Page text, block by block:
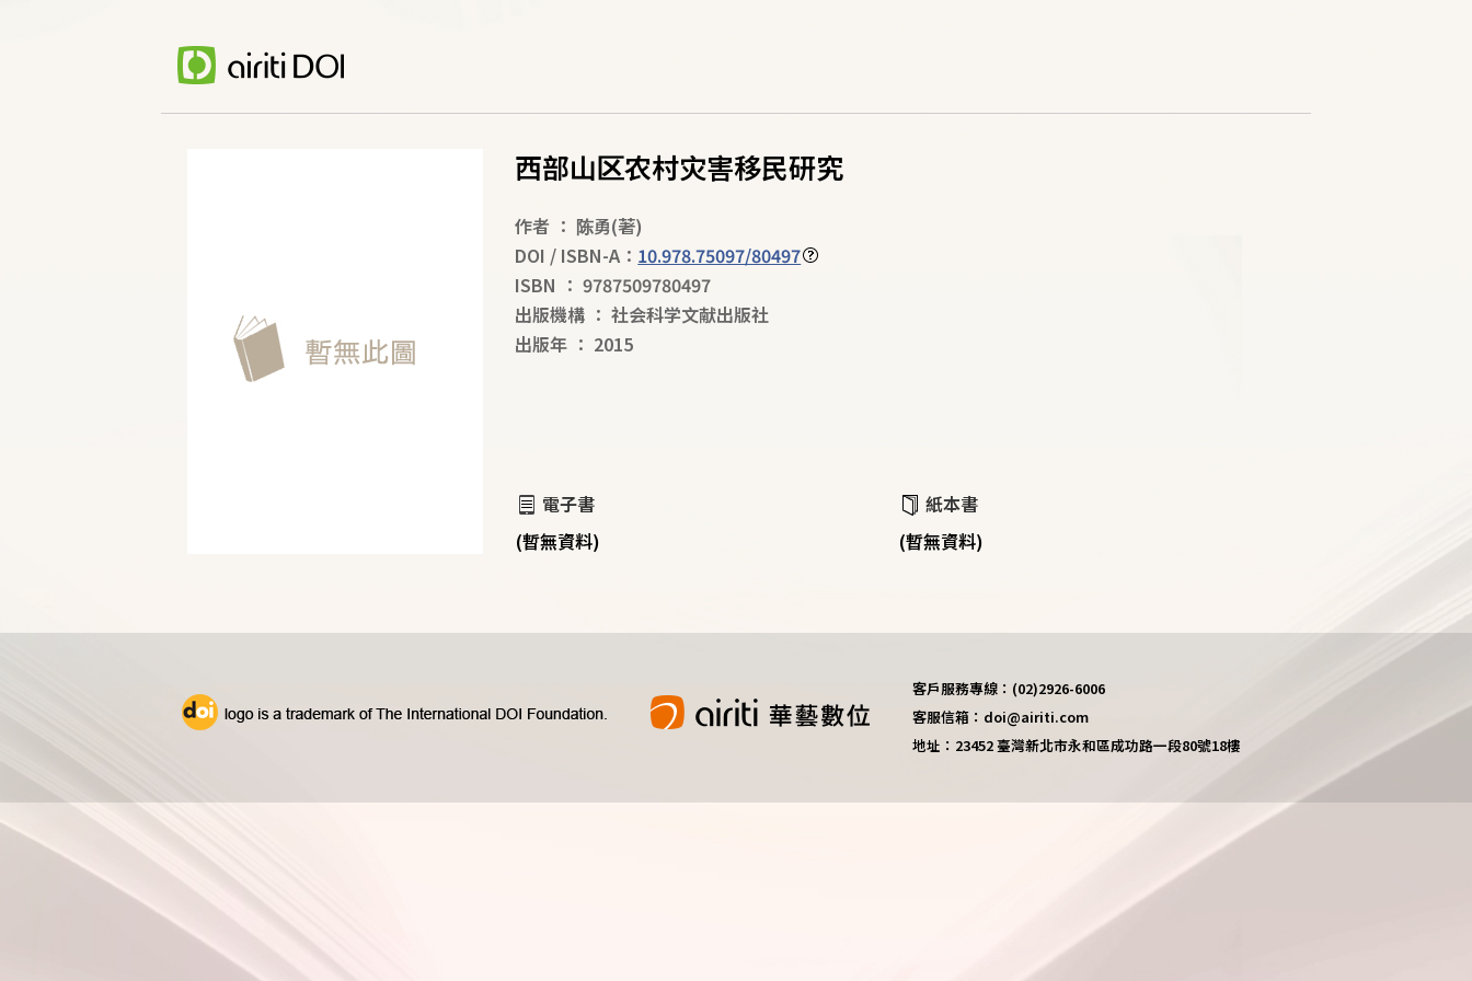
西部山区农村灾害移民研究
作者 ： 陈勇(著)
DOI / ISBN-A： 10.978.75097/80497
ISBN ： 9787509780497
出版機構 ： 社会科学文献出版社
出版年 ： 2015
電子書
(暫無資料)
紙本書
(暫無資料)
客戶服務專線：(02)2926-6006
客服信箱：doi@airiti.com
地址：23452 臺灣新北市永和區成功路一段80號18樓